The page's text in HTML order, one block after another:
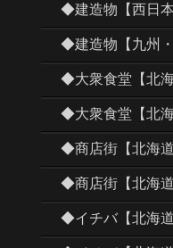
◆建造物【西日本
◆建造物【九州・
◆大衆食堂【北海
◆大衆食堂【北海
◆商店街【北海道
◆商店街【北海道
◆イチバ【北海道